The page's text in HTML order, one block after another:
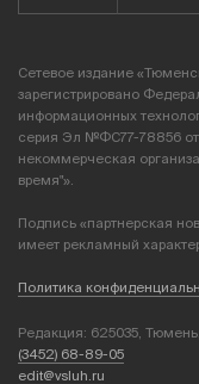
Сетевое издание
зарегистрировано
информационных
серия Эл №ФС77-78856 от
некоммерческая
время"».
Подпись «партнерская
имеет рекламный
Политика
Редакция: 625035,
(3452) 68-89-05
edit@vsluh.ru